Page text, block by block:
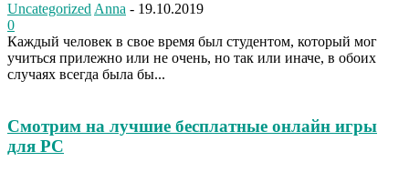
Uncategorized Anna - 19.10.2019
0
Каждый человек в свое время был студентом, который мог
учиться прилежно или не очень, но так или иначе, в обоих
случаях всегда была бы...
Смотрим на лучшие бесплатные онлайн игры
для PC